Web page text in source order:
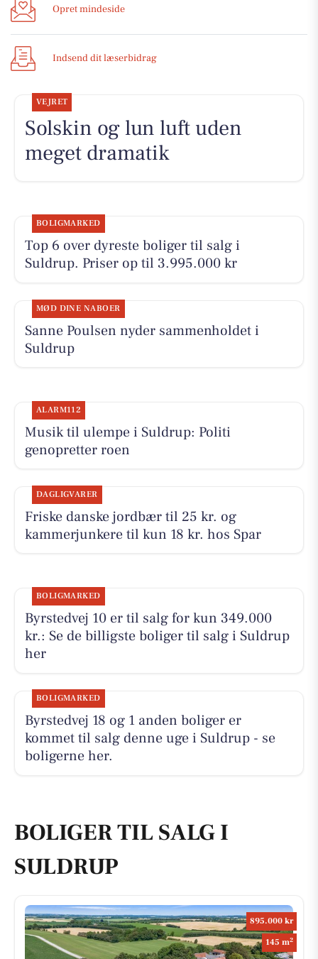
Opret mindeside
Indsend dit læserbidrag
VEJRET
Solskin og lun luft uden
meget dramatik
BOLIGMARKED
Top 6 over dyreste boliger til salg i
Suldrup. Priser op til 3.995.000 kr
MØD DINE NABOER
Sanne Poulsen nyder sammenholdet i
Suldrup
ALARM112
Musik til ulempe i Suldrup: Politi
genopretter roen
DAGLIGVARER
Friske danske jordbær til 25 kr. og
kammerjunkere til kun 18 kr. hos Spar
BOLIGMARKED
Byrstedvej 10 er til salg for kun 349.000
kr.: Se de billigste boliger til salg i Suldrup
her
BOLIGMARKED
Byrstedvej 18 og 1 anden boliger er
kommet til salg denne uge i Suldrup - se
boligerne her.
BOLIGER TIL SALG I
SULDRUP
895.000 kr
145 m2